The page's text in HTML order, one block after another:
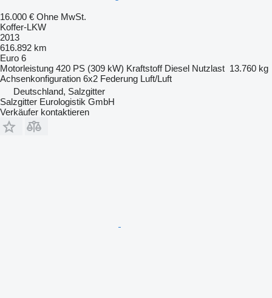
16.000 € Ohne MwSt.
Koffer-LKW
2013
616.892 km
Euro 6
Motorleistung 420 PS (309 kW) Kraftstoff Diesel Nutzlast 13.760 kg
Achsenkonfiguration 6x2 Federung Luft/Luft
Deutschland, Salzgitter
Salzgitter Eurologistik GmbH
Verkäufer kontaktieren